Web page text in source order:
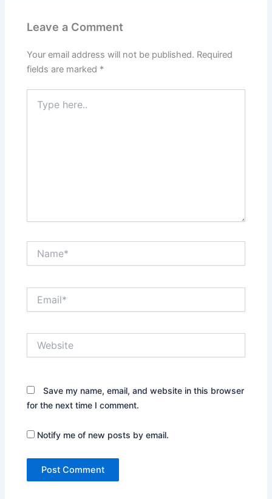
Leave a Comment
Your email address will not be published. Required
fields are marked *
here..
Save my name, email, and website in this browser
for the next time I comment.
Notify me of new posts by email.